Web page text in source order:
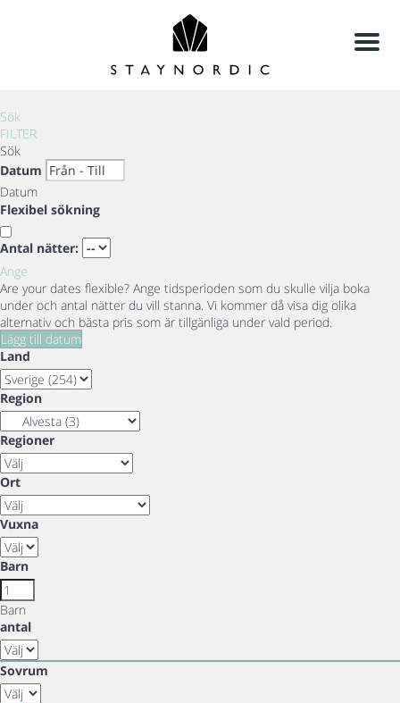
Meny
Sök
FILTER
Sök
Datum
Datum
Flexibel sökning
Antal nätter:
Ange
Are your dates flexible? Ange tidsperioden som du skulle vilja boka
under och antal nätter du vill stanna. Vi kommer då visa dig olika
alternativ och bästa pris som är tillgänliga under vald period.
Lägg till datum
Land
Region
Regioner
Ort
Vuxna
Barn
Barn
antal
Sovrum